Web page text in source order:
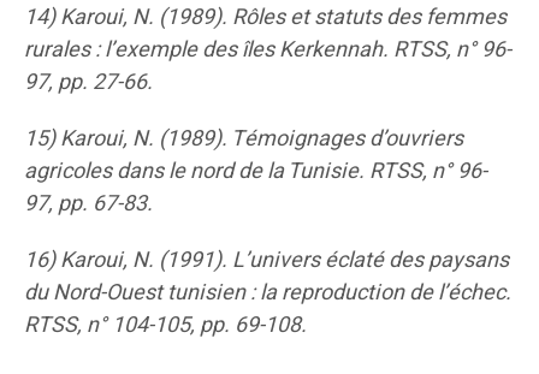
14) Karoui, N. (1989). Rôles et statuts des femmes
rurales : l’exemple des îles Kerkennah. RTSS, n° 96-
97, pp. 27-66.
15) Karoui, N. (1989). Témoignages d’ouvriers
agricoles dans le nord de la Tunisie. RTSS, n° 96-
97, pp. 67-83.
16) Karoui, N. (1991). L’univers éclaté des paysans
du Nord-Ouest tunisien : la reproduction de l’échec.
RTSS, n° 104-105, pp. 69-108.